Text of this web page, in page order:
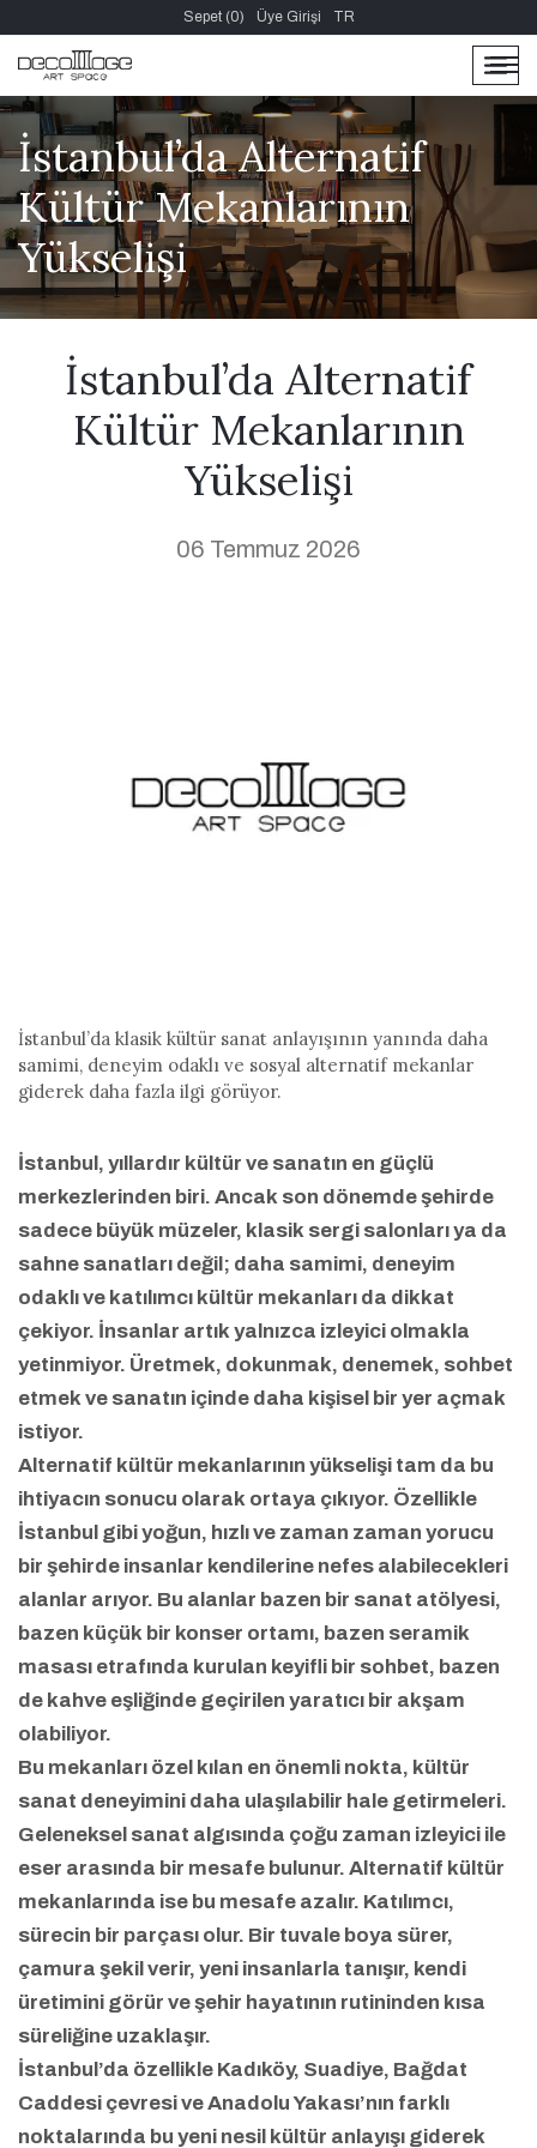
Sepet (0) Üye Girişi TR
İstanbul’da Alternatif
Kültür Mekanlarının
Yükselişi
İstanbul’da Alternatif
Kültür Mekanlarının
Yükselişi
06 Temmuz 2026
İstanbul’da klasik kültür sanat anlayışının yanında daha
samimi, deneyim odaklı ve sosyal alternatif mekanlar
giderek daha fazla ilgi görüyor.
İstanbul, yıllardır kültür ve sanatın en güçlü
merkezlerinden biri. Ancak son dönemde şehirde
sadece büyük müzeler, klasik sergi salonları ya da
sahne sanatları değil; daha samimi, deneyim
odaklı ve katılımcı kültür mekanları da dikkat
çekiyor. İnsanlar artık yalnızca izleyici olmakla
yetinmiyor. Üretmek, dokunmak, denemek, sohbet
etmek ve sanatın içinde daha kişisel bir yer açmak
istiyor.
Alternatif kültür mekanlarının yükselişi tam da bu
ihtiyacın sonucu olarak ortaya çıkıyor. Özellikle
İstanbul gibi yoğun, hızlı ve zaman zaman yorucu
bir şehirde insanlar kendilerine nefes alabilecekleri
alanlar arıyor. Bu alanlar bazen bir sanat atölyesi,
bazen küçük bir konser ortamı, bazen seramik
masası etrafında kurulan keyifli bir sohbet, bazen
de kahve eşliğinde geçirilen yaratıcı bir akşam
olabiliyor.
Bu mekanları özel kılan en önemli nokta, kültür
sanat deneyimini daha ulaşılabilir hale getirmeleri.
Geleneksel sanat algısında çoğu zaman izleyici ile
eser arasında bir mesafe bulunur. Alternatif kültür
mekanlarında ise bu mesafe azalır. Katılımcı,
sürecin bir parçası olur. Bir tuvale boya sürer,
çamura şekil verir, yeni insanlarla tanışır, kendi
üretimini görür ve şehir hayatının rutininden kısa
süreliğine uzaklaşır.
İstanbul’da özellikle Kadıköy, Suadiye, Bağdat
Caddesi çevresi ve Anadolu Yakası’nın farklı
noktalarında bu yeni nesil kültür anlayışı giderek